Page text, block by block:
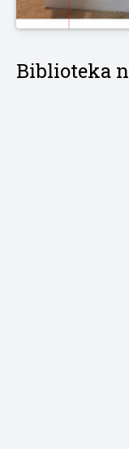
Biblioteka